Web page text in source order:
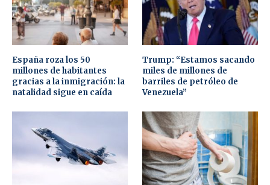
España roza los 50
millones de habitantes
gracias a la inmigración: la
natalidad sigue en caída
Trump: “Estamos sacando
miles de millones de
barriles de petróleo de
Venezuela”